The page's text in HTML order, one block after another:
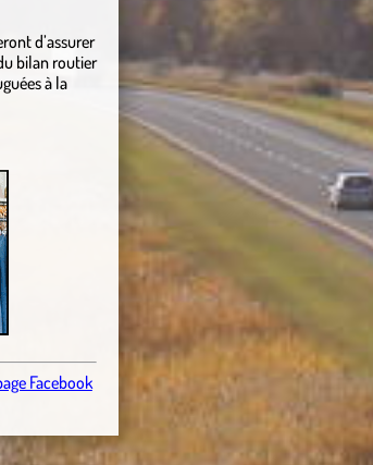
d’assurer
bilan routier
à la
Facebook